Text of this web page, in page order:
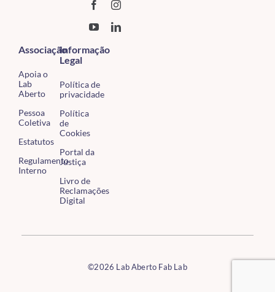
Associação
Apoia o
Lab
Aberto
Pessoa
Coletiva
Estatutos
Regulamento
Interno
Informação
Legal
Política de
privacidade
Política
de
Cookies
Portal da
Justiça
Livro de
Reclamações
Digital
©2026 Lab Aberto Fab Lab